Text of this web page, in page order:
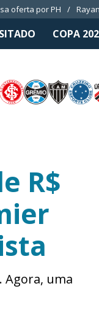
oferta por PH
COPA
R$
Agora, uma